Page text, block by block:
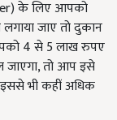
के लिए आपको
जाए तो दुकान
4 से 5 लाख रुपए
तो आप इसे
इससे भी कहीं अधिक